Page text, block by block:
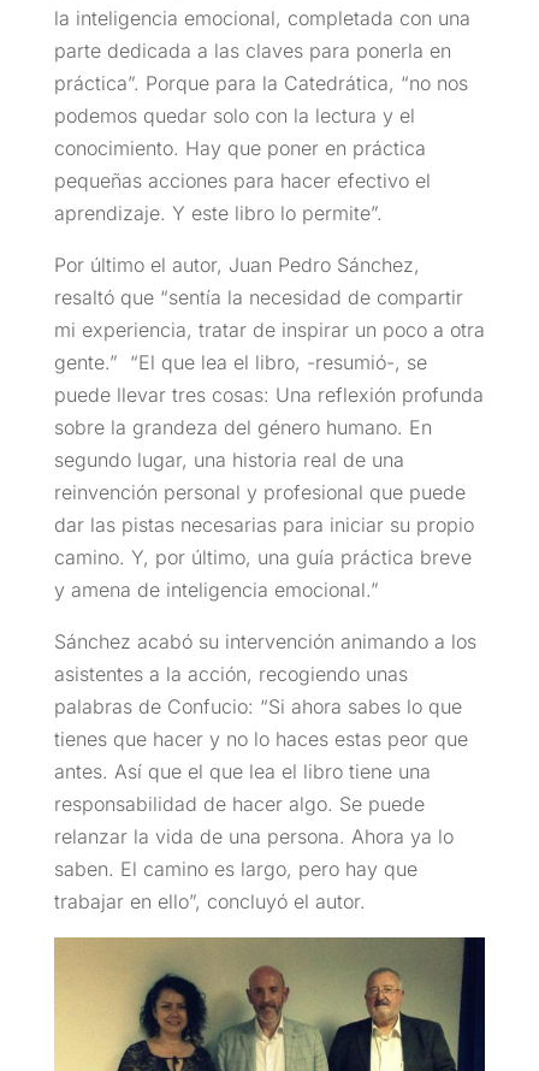
la inteligencia emocional, completada con una
parte dedicada a las claves para ponerla en
práctica”. Porque para la Catedrática, “no nos
podemos quedar solo con la lectura y el
conocimiento. Hay que poner en práctica
pequeñas acciones para hacer efectivo el
aprendizaje. Y este libro lo permite”.
Por último el autor, Juan Pedro Sánchez,
resaltó que “sentía la necesidad de compartir
mi experiencia, tratar de inspirar un poco a otra
gente.” “El que lea el libro, -resumió-, se
puede llevar tres cosas: Una reflexión profunda
sobre la grandeza del género humano. En
segundo lugar, una historia real de una
reinvención personal y profesional que puede
dar las pistas necesarias para iniciar su propio
camino. Y, por último, una guía práctica breve
y amena de inteligencia emocional.”
Sánchez acabó su intervención animando a los
asistentes a la acción, recogiendo unas
palabras de Confucio: “Si ahora sabes lo que
tienes que hacer y no lo haces estas peor que
antes. Así que el que lea el libro tiene una
responsabilidad de hacer algo. Se puede
relanzar la vida de una persona. Ahora ya lo
saben. El camino es largo, pero hay que
trabajar en ello”, concluyó el autor.